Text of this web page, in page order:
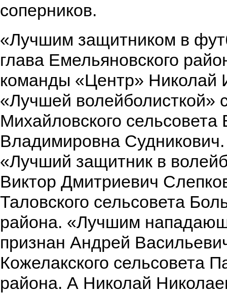
соперников.
«Лучшим защитником в
глава Емельяновского
команды «Центр» Николай
«Лучшей волейболисткой»
Михайловского сельсовета
Владимировна
«Лучший защитник в
Виктор Дмитриевич
Таловского сельсовета
района. «Лучшим
признан Андрей
Кожелакского сельсовета
района. А Николай